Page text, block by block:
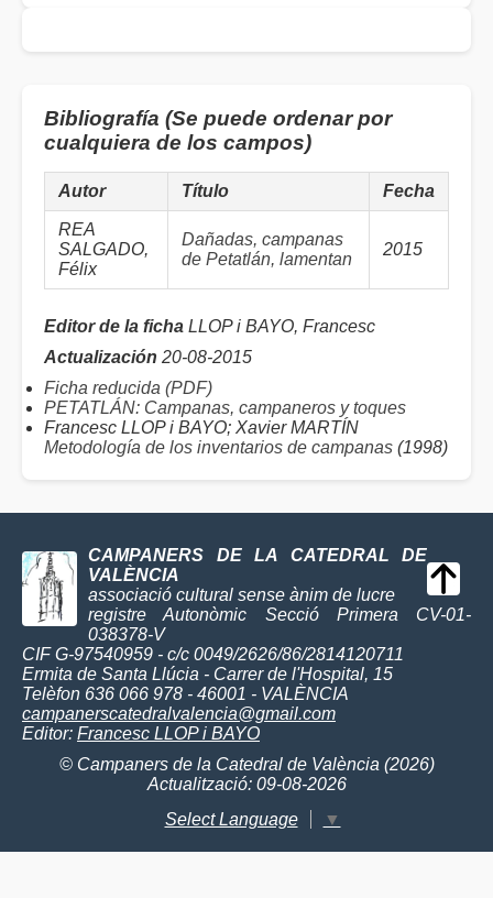
Bibliografía (Se puede ordenar por
cualquiera de los campos)
Autor Título Fecha
REA
SALGADO,
Félix
Dañadas, campanas
de Petatlán, lamentan
2015
Editor de la ficha LLOP i BAYO, Francesc
Actualización 20-08-2015
Ficha reducida (PDF)
PETATLÁN: Campanas, campaneros y toques
Francesc LLOP i BAYO; Xavier MARTÍN
Metodología de los inventarios de campanas (1998)
CAMPANERS DE LA CATEDRAL DE
VALÈNCIA
associació cultural sense ànim de lucre
registre Autonòmic Secció Primera CV-01-
038378-V
CIF G-97540959 - c/c 0049/2626/86/2814120711
Ermita de Santa Llúcia - Carrer de l'Hospital, 15
Telèfon 636 066 978 - 46001 - VALÈNCIA
campanerscatedralvalencia@gmail.com
Editor: Francesc LLOP i BAYO
© Campaners de la Catedral de València (2026)
Actualització: 09-08-2026
Select Language
▼